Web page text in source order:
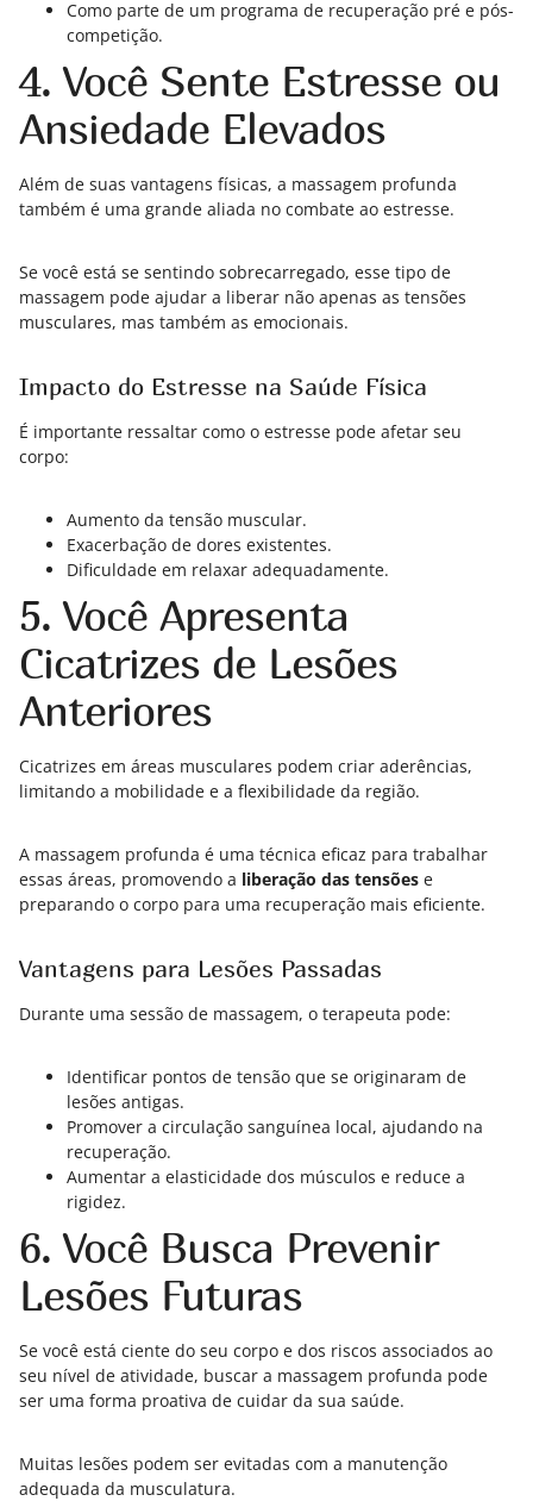
Como parte de um programa de recuperação pré e pós-
competição.
4. Você Sente Estresse ou
Ansiedade Elevados
Além de suas vantagens físicas, a massagem profunda
também é uma grande aliada no combate ao estresse.
Se você está se sentindo sobrecarregado, esse tipo de
massagem pode ajudar a liberar não apenas as tensões
musculares, mas também as emocionais.
Impacto do Estresse na Saúde Física
É importante ressaltar como o estresse pode afetar seu
corpo:
Aumento da tensão muscular.
Exacerbação de dores existentes.
Dificuldade em relaxar adequadamente.
5. Você Apresenta
Cicatrizes de Lesões
Anteriores
Cicatrizes em áreas musculares podem criar aderências,
limitando a mobilidade e a flexibilidade da região.
A massagem profunda é uma técnica eficaz para trabalhar
essas áreas, promovendo a liberação das tensões e
preparando o corpo para uma recuperação mais eficiente.
Vantagens para Lesões Passadas
Durante uma sessão de massagem, o terapeuta pode:
Identificar pontos de tensão que se originaram de
lesões antigas.
Promover a circulação sanguínea local, ajudando na
recuperação.
Aumentar a elasticidade dos músculos e reduce a
rigidez.
6. Você Busca Prevenir
Lesões Futuras
Se você está ciente do seu corpo e dos riscos associados ao
seu nível de atividade, buscar a massagem profunda pode
ser uma forma proativa de cuidar da sua saúde.
Muitas lesões podem ser evitadas com a manutenção
adequada da musculatura.